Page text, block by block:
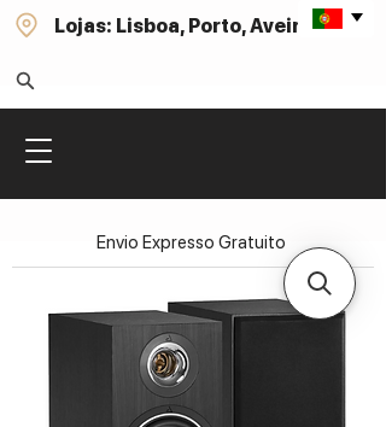
Lojas: Lisboa, Porto, Aveiro
Envio Expresso Gratuito